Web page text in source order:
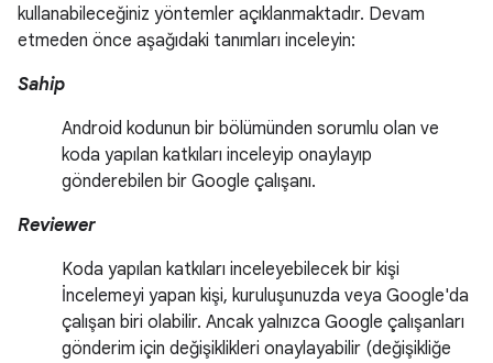
kullanabileceğiniz yöntemler açıklanmaktadır. Devam
etmeden önce aşağıdaki tanımları inceleyin:
Sahip
Android kodunun bir bölümünden sorumlu olan ve
koda yapılan katkıları inceleyip onaylayıp
gönderebilen bir Google çalışanı.
Reviewer
Koda yapılan katkıları inceleyebilecek bir kişi
İncelemeyi yapan kişi, kuruluşunuzda veya Google'da
çalışan biri olabilir. Ancak yalnızca Google çalışanları
gönderim için değişiklikleri onaylayabilir (değişikliğe